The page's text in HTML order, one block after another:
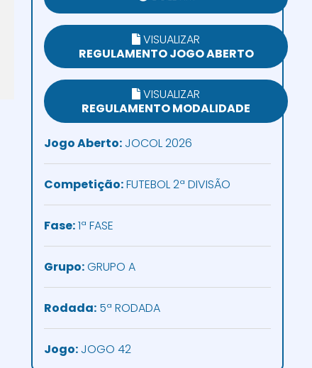
VISUALIZAR
REGULAMENTO JOGO ABERTO
VISUALIZAR
REGULAMENTO MODALIDADE
Jogo Aberto: JOCOL 2026
Competição:FUTEBOL 2ª DIVISÃO
Fase:1ª FASE
Grupo:GRUPO A
Rodada: 5ª RODADA
Jogo: JOGO 42